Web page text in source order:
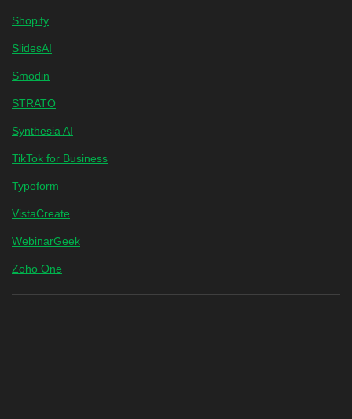
Shopify
SlidesAI
Smodin
STRATO
Synthesia AI
TikTok for Business
Typeform
VistaCreate
WebinarGeek
Zoho One